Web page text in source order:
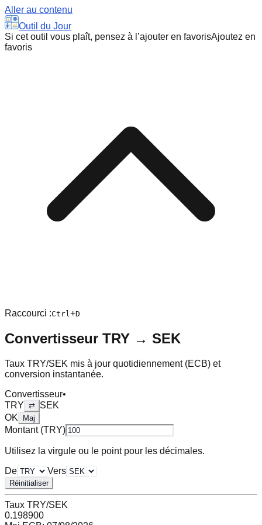
Aller au contenu
Outil du Jour
Si cet outil vous plaît, pensez à l’ajouter en favorisAjoutez en
favoris
Raccourci :Ctrl+D
Convertisseur TRY → SEK
Taux TRY/SEK mis à jour quotidiennement (ECB) et
conversion instantanée.
Convertisseur•
TRY ⇄ SEK
OK
Maj
Montant (TRY)
Utilisez la virgule ou le point pour les décimales.
De
Vers
Réinitialiser
Taux TRY/SEK
0.198900